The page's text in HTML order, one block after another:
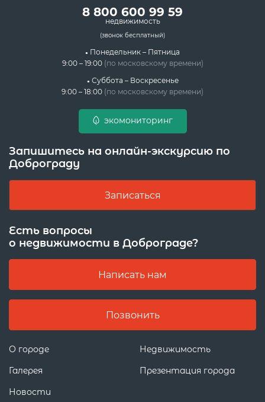
8 800 600 99 59
недвижимость
(звонок бесплатный)
Понедельник – Пятница
9:00 – 19:00 (по московскому времени)
Суббота – Воскресенье
9:00 – 18:00 (по московскому времени)
экомониторинг
О городе
Недвижимость
Галерея
Новости
Презентация города
Запишитесь на онлайн-экскурсию по
Доброграду
Записаться
Есть вопросы
о недвижимости в Доброграде?
Написать нам
Позвонить